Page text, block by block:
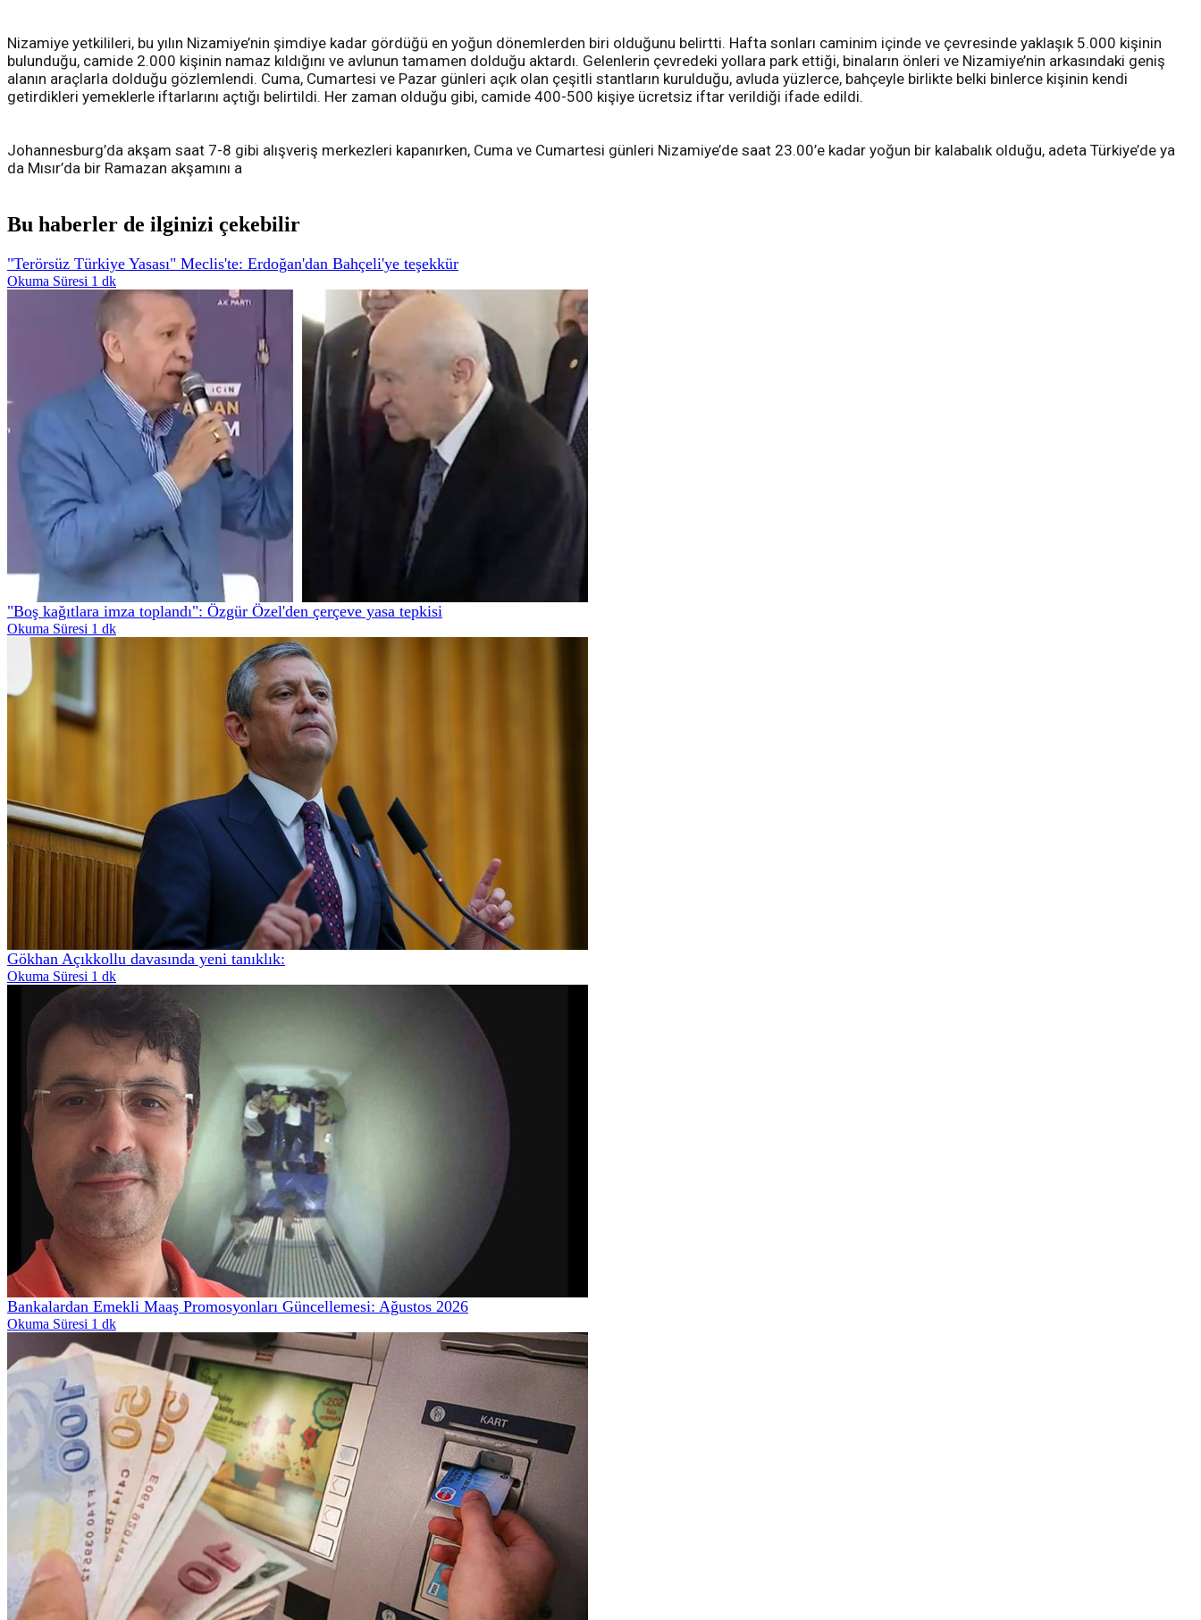
Nizamiye yetkilileri, bu yılın Nizamiye’nin şimdiye kadar gördüğü en yoğun dönemlerden biri olduğunu belirtti. Hafta sonları caminim içinde ve çevresinde yaklaşık 5.000 kişinin
bulunduğu, camide 2.000 kişinin namaz kıldığını ve avlunun tamamen dolduğu aktardı. Gelenlerin çevredeki yollara park ettiği, binaların önleri ve Nizamiye’nin arkasındaki geniş
alanın araçlarla dolduğu gözlemlendi. Cuma, Cumartesi ve Pazar günleri açık olan çeşitli stantların kurulduğu, avluda yüzlerce, bahçeyle birlikte belki binlerce kişinin kendi
getirdikleri yemeklerle iftarlarını açtığı belirtildi. Her zaman olduğu gibi, camide 400-500 kişiye ücretsiz iftar verildiği ifade edildi.
Johannesburg’da akşam saat 7-8 gibi alışveriş merkezleri kapanırken, Cuma ve Cumartesi günleri Nizamiye’de saat 23.00’e kadar yoğun bir kalabalık olduğu, adeta Türkiye’de ya
da Mısır’da bir Ramazan akşamını a
Bu haberler de ilginizi çekebilir
"Terörsüz Türkiye Yasası" Meclis'te: Erdoğan'dan Bahçeli'ye teşekkür
Okuma Süresi 1 dk
"Boş kağıtlara imza toplandı": Özgür Özel'den çerçeve yasa tepkisi
Okuma Süresi 1 dk
Gökhan Açıkkollu davasında yeni tanıklık:
Okuma Süresi 1 dk
Bankalardan Emekli Maaş Promosyonları Güncellemesi: Ağustos 2026
Okuma Süresi 1 dk